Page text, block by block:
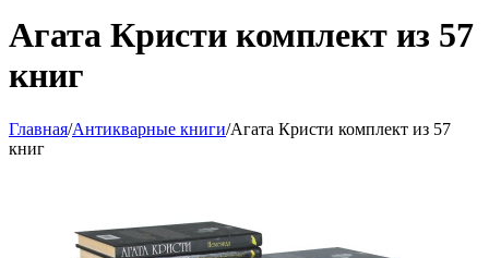
Агата Кристи комплект из 57
книг
Главная/Антикварные книги/Агата Кристи комплект из 57
книг